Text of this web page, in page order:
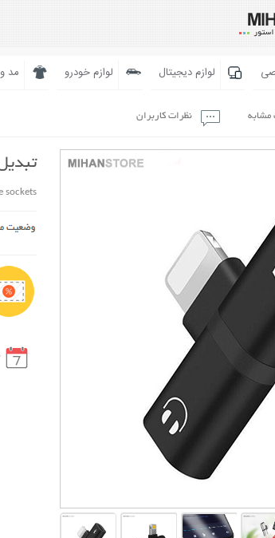
لوازم دیجیتال لوازم خودرو مد
مشابه نظرات کاربران
تبدیل 1 به 2 سوکت
sockets